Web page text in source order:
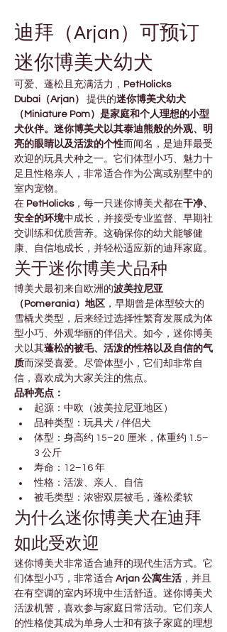
迪拜（Arjan）可预订
迷你博美犬幼犬
可爱、蓬松且充满活力， PetHolicks
Dubai（Arjan）
提供的迷你博美犬幼犬
（Miniature Pom）是家庭和个人理想的小型
犬伙伴。迷你博美犬以其泰迪熊般的外观、明
亮的眼睛以及活泼的个性而闻名，是迪拜最受
欢迎的玩具犬种之一。它们体型小巧、魅力十
足且性格亲人，非常适合作为公寓或别墅中的
室内宠物。
在 PetHolicks，每一只迷你博美犬都在干净、
安全的环境中成长，并接受专业监督、早期社
交训练和优质营养。这确保你的幼犬能够健
康、自信地成长，并轻松适应新的迪拜家庭。
关于迷你博美犬品种
博美犬最初来自欧洲的波美拉尼亚
（Pomerania）地区 ，早期曾是体型较大的
雪橇犬类型，后来经过选择性繁育发展成为体
型小巧、外观华丽的伴侣犬。如今，迷你博美
犬以其蓬松的被毛、活泼的性格以及自信的气
质而深受喜爱。尽管体型小，它们却非常自
信，喜欢成为大家关注的焦点。
品种亮点：
起源：中欧（波美拉尼亚地区）
品种类型：玩具犬 / 伴侣犬
体型：身高约 15–20 厘米，体重约 1.5–
3 公斤
寿命：12–16 年
性格：活泼、亲人、自信
被毛类型：浓密双层被毛，蓬松柔软
为什么迷你博美犬在迪拜
如此受欢迎
迷你博美犬非常适合迪拜的现代生活方式。它
们体型小巧，非常适合 Arjan 公寓生活 ，并且
在有空调的室内环境中生活舒适。迷你博美犬
活泼机警，喜欢参与家庭日常活动。它们亲人
的性格使其成为单身人士和有孩子家庭的理想